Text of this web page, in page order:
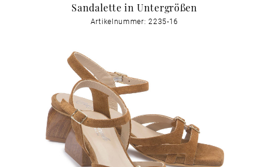
Sandalette in Untergrößen
Artikelnummer: 2235-16